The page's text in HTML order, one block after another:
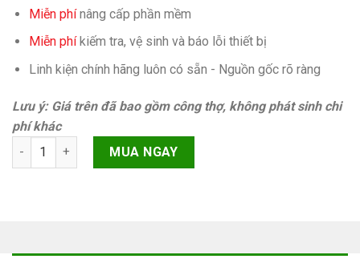
Miễn phínâng cấp phần mềm
Miễn phíkiếm tra, vệ sinh và báo lỗi thiết bị
Linh kiện chính hãng luôn có sẵn - Nguồn gốc rõ ràng
Lưu ý: Giá trên đã bao gồm công thợ, không phát sinh chi
phí khác
Nâng cấp ổ cứng lên 256gb iPhone 13 Chính hãng quantity
MUA NGAY